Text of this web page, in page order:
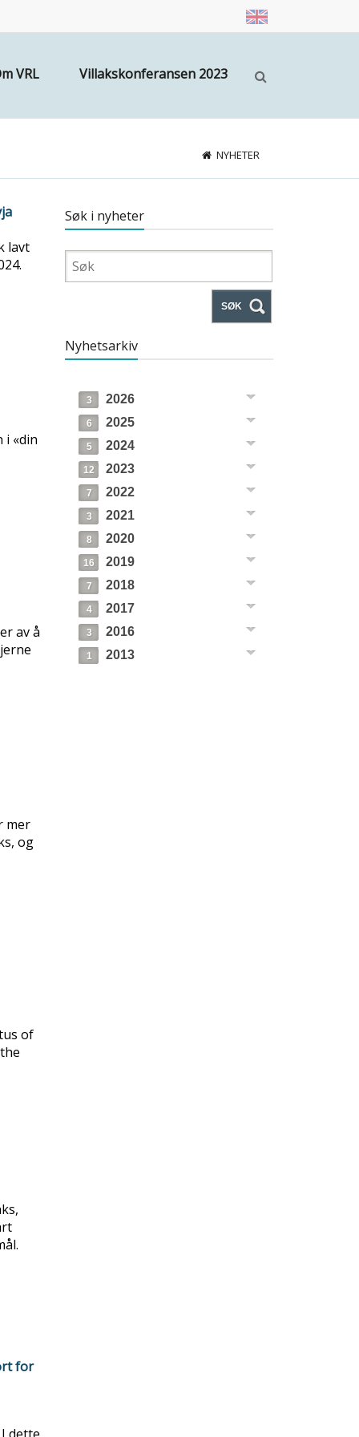
VRL Villakskonferansen 2023
NYHETER
lavt
i «din
av å
mer
og
of
for
Søk i nyheter
SØK
Nyhetsarkiv
3 2026
6 2025
5 2024
12 2023
7 2022
3 2021
8 2020
16 2019
7 2018
4 2017
3 2016
1 2013